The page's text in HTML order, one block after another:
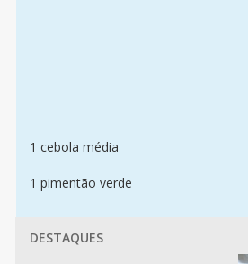
1 cebola média
1 pimentão verde
DESTAQUES